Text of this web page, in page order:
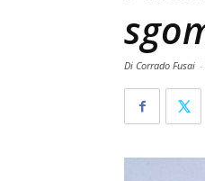
Di Corrado Fusai -